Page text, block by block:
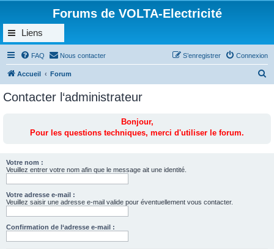
Forums de VOLTA-Electricité
Liens
FAQ Nous contacter Connexion
S’enregistrer
Accueil Forum
Contacter l‘administrateur
Bonjour,
Pour les questions techniques, merci d'utiliser le forum.
Votre nom :
Veuillez entrer votre nom afin que le message ait une identité.
Votre adresse e-mail :
Veuillez saisir une adresse e-mail valide pour éventuellement vous contacter.
Confirmation de l‘adresse e-mail :